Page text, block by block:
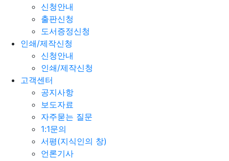
신청안내
출판신청
도서증정신청
인쇄/제작신청
신청안내
인쇄/제작신청
고객센터
공지사항
보도자료
자주묻는 질문
1:1문의
서평(지식인의 창)
언론기사